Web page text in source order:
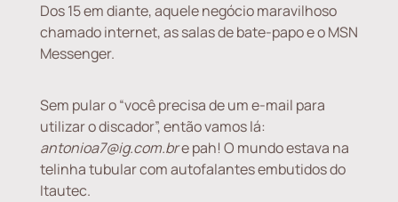
Dos 15 em diante, aquele negócio maravilhoso
chamado internet, as salas de bate-papo e o MSN
Messenger.
Sem pular o “você precisa de um e-mail para
utilizar o discador”, então vamos lá:
antonioa7@ig.com.bre pah! O mundo estava na
telinha tubular com autofalantes embutidos do
Itautec.